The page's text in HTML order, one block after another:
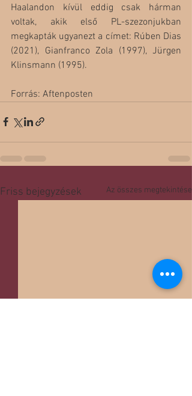
Haalandon kívül eddig csak hárman
voltak, akik első PL-szezonjukban
megkapták ugyanezt a címet: Rúben Dias
(2021), Gianfranco Zola (1997), Jürgen
Klinsmann (1995).
Forrás: Aftenposten
Friss bejegyzések Az összes megtekintése